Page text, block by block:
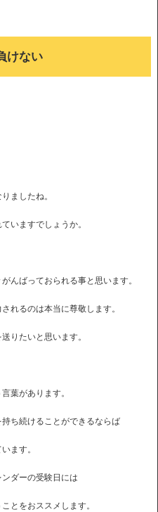
けない
ましたね。
いますでしょうか。
んばっておられる事と思います。
れるのは本当に尊敬します。
りたいと思います。
葉があります。
ち続けることができるならば
ます。
ダーの受験日には
とをおススメします。